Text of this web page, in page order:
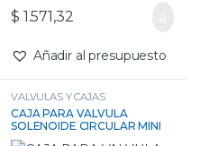
$ 1.571,32
Añadir al presupuesto
VALVULAS Y CAJAS
CAJA PARA VALVULA
SOLENOIDE CIRCULAR MINI